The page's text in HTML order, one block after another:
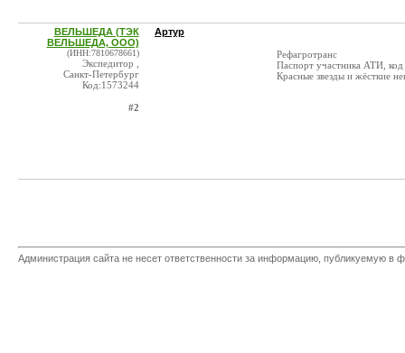
ВЕЛЬШЕДА (ТЭК
ВЕЛЬШЕДА, ООО)
(ИНН:7810678661)
Экспедитор ,
Санкт-Петербург
Код:1573244
#2
Артур
Рефагротранс
Паспорт участника АТИ,
Красные звезды и жёсткие
Администрация сайта не несет ответственности за информацию, публикуемую